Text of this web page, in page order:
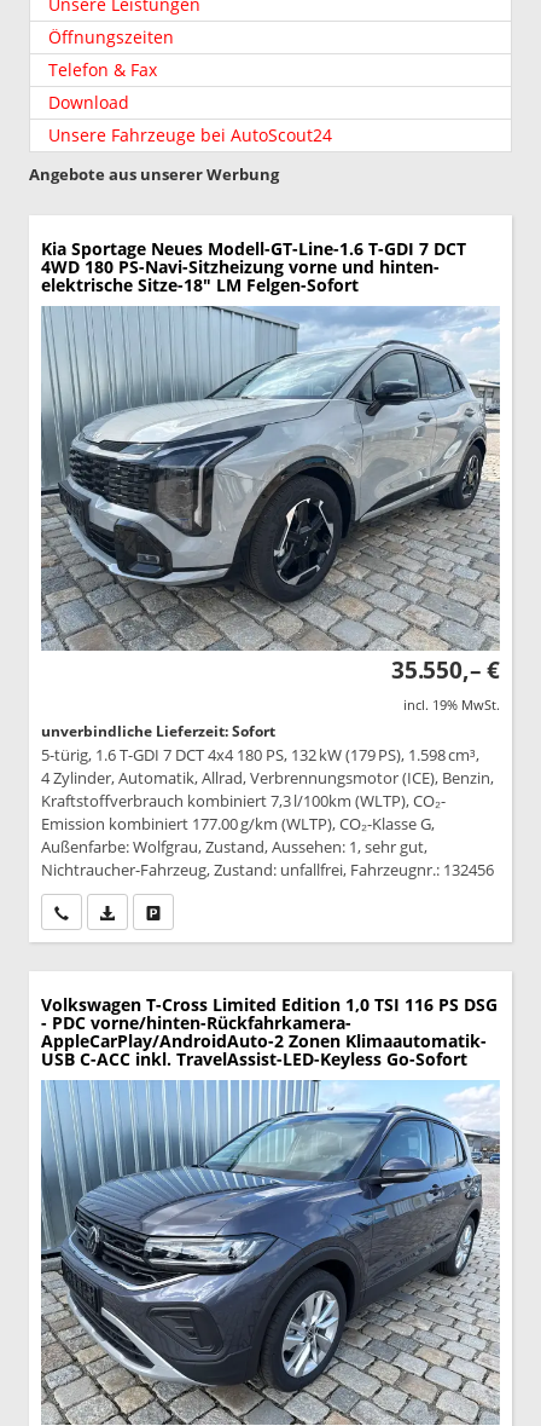
Öffnungszeiten
Telefon & Fax
Download
Unsere Fahrzeuge bei AutoScout24
Angebote aus unserer Werbung
Kia Sportage Neues Modell-GT-Line-1.6 T-GDI 7 DCT
4WD 180 PS-Navi-Sitzheizung vorne und hinten-
elektrische Sitze-18" LM Felgen-Sofort
35.550,– €
incl. 19% MwSt.
unverbindliche Lieferzeit: Sofort
5-türig, 1.6 T-GDI 7 DCT 4x4 180 PS, 132 kW (179 PS), 1.598 cm³,
4 Zylinder, Automatik, Allrad, Verbrennungsmotor (ICE), Benzin,
Kraftstoffverbrauch kombiniert 7,3 l/100km (WLTP), CO₂-
Emission kombiniert 177.00 g/km (WLTP), CO₂-Klasse G,
Außenfarbe: Wolfgrau, Zustand, Aussehen: 1, sehr gut,
Nichtraucher-Fahrzeug, Zustand: unfallfrei, Fahrzeugnr.: 132456
Wir rufen Sie anPDF-Datei, Fahrzeugexposé drucken
Volkswagen T-Cross Limited Edition 1,0 TSI 116 PS DSG
- PDC vorne/hinten-Rückfahrkamera-
AppleCarPlay/AndroidAuto-2 Zonen Klimaautomatik-
USB C-ACC inkl. TravelAssist-LED-Keyless Go-Sofort